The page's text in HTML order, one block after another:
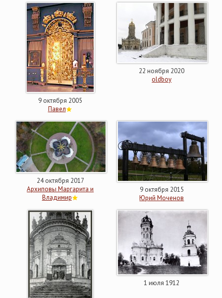
9 октября 2005
Павел
22 ноября 2020
oldboy
24 октября 2017
Архиповы Маргарита и
Владимир
9 октября 2015
Юрий Моченов
1 июля 1912